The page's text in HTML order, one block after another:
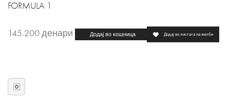
FORMULA 1
145.200денари Додај во кошница Додај во листата на желби